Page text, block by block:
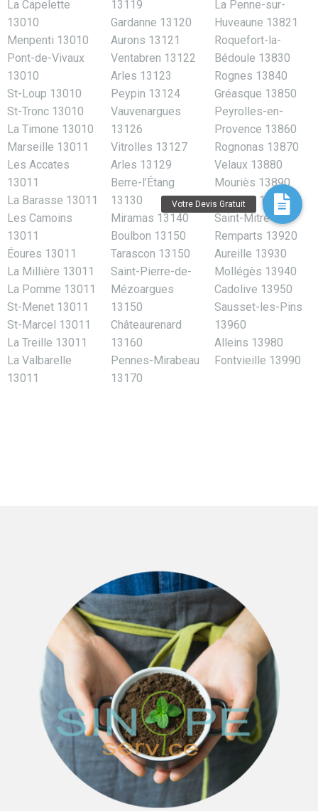
La Capelette
13010
Menpenti 13010
Pont-de-Vivaux
13010
St-Loup 13010
St-Tronc 13010
La Timone 13010
Marseille 13011
Les Accates
13011
La Barasse 13011
Les Camoins
13011
Éoures 13011
La Millière 13011
La Pomme 13011
St-Menet 13011
St-Marcel 13011
La Treille 13011
La Valbarelle
13011
13119
Gardanne 13120
Aurons 13121
Ventabren 13122
Arles 13123
Peypin 13124
Vauvenargues
13126
Vitrolles 13127
Arles 13129
Berre-l’Étang
13130
Miramas 13140
Boulbon 13150
Tarascon 13150
Saint-Pierre-de-
Mézoargues
13150
Châteaurenard
13160
Pennes-Mirabeau
13170
La Penne-sur-
Huveaune 13821
Roquefort-la-
Bédoule 13830
Rognes 13840
Gréasque 13850
Peyrolles-en-
Provence 13860
Rognonas 13870
Velaux 13880
Mouriès 13890
Maillane 13910
Saint-Mitre-les-
Remparts 13920
Aureille 13930
Mollégès 13940
Cadolive 13950
Sausset-les-Pins
13960
Alleins 13980
Fontvieille 13990